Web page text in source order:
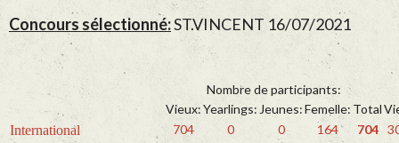
RFCB / KBDB
Concours sélectionné:ST.VINCENT 16/07/2021
Nombre de participants:
Vieux:Yearlings: Jeunes:Femelle: Total
International
704 0 0 164 704